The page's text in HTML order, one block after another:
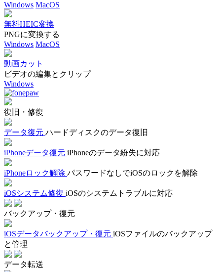
Windows MacOS
無料HEIC変換
PNGに変換する
Windows MacOS
動画カット
ビデオの編集とクリップ
Windows
復旧・修復
データ復元 ハードディスクのデータ復旧
iPhoneデータ復元 iPhoneのデータ紛失に対応
iPhoneロック解除 パスワードなしでiOSのロックを解除
iOSシステム修復 iOSのシステムトラブルに対応
バックアップ・復元
iOSデータバックアップ・復元 iOSファイルのバックアップ
と管理
データ転送